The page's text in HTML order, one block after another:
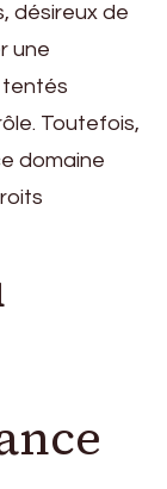
désireux de
une
Toutefois,
domaine